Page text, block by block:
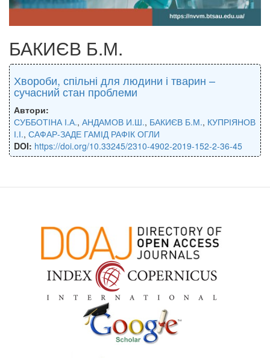
БАКИЄВ Б.М.
Хвороби, спільні для людини і тварин –
сучасний стан проблеми
Автори:
СУББОТІНА І.А., АНДАМОВ И.Ш., БАКИЄВ Б.М., КУПРІЯНОВ
І.І., САФАР-ЗАДЕ ГАМІД РАФІК ОГЛИ
DOI: https://doi.org/10.33245/2310-4902-2019-152-2-36-45